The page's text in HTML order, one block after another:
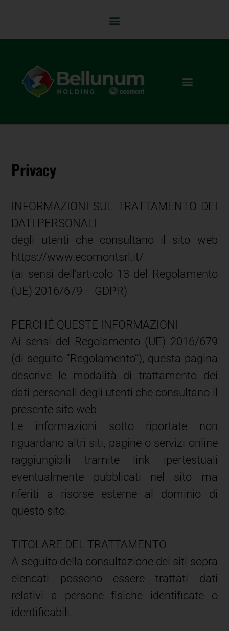
Privacy
INFORMAZIONI SUL TRATTAMENTO DEI
DATI PERSONALI
degli utenti che consultano il sito web
https://www.ecomontsrl.it/
(ai sensi dell’articolo 13 del Regolamento
(UE) 2016/679 – GDPR)
PERCHÉ QUESTE INFORMAZIONI
Ai sensi del Regolamento (UE) 2016/679
(di seguito “Regolamento”), questa pagina
descrive le modalità di trattamento dei
dati personali degli utenti che consultano il
presente sito web.
Le informazioni sotto riportate non
riguardano altri siti, pagine o servizi online
raggiungibili tramite link ipertestuali
eventualmente pubblicati nel sito ma
riferiti a risorse esterne al dominio di
questo sito.
TITOLARE DEL TRATTAMENTO
A seguito della consultazione dei siti sopra
elencati possono essere trattati dati
relativi a persone fisiche identificate o
identificabili.